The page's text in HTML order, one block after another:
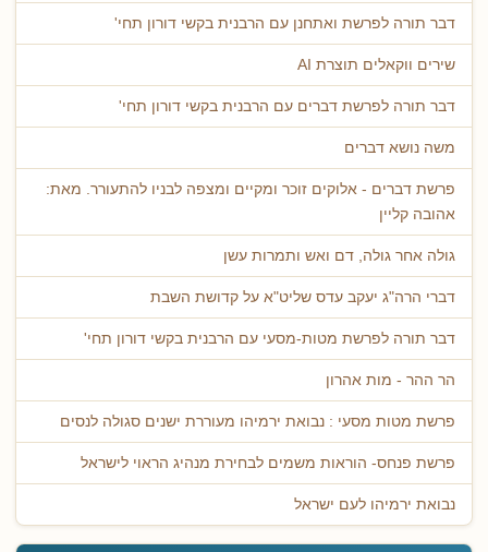
דבר תורה לפרשת ואתחנן עם הרבנית בקשי דורון תחי'
שירים ווקאלים תוצרת AI
דבר תורה לפרשת דברים עם הרבנית בקשי דורון תחי'
משה נושא דברים
פרשת דברים - אלוקים זוכר ומקיים ומצפה לבניו להתעורר. מאת:
אהובה קליין
גולה אחר גולה, דם ואש ותמרות עשן
דברי הרה"ג יעקב עדס שליט"א על קדושת השבת
דבר תורה לפרשת מטות-מסעי עם הרבנית בקשי דורון תחי'
הר ההר - מות אהרון
פרשת מטות מסעי : נבואת ירמיהו מעוררת ישנים סגולה לנסים
פרשת פנחס- הוראות משמים לבחירת מנהיג הראוי לישראל
נבואת ירמיהו לעם ישראל